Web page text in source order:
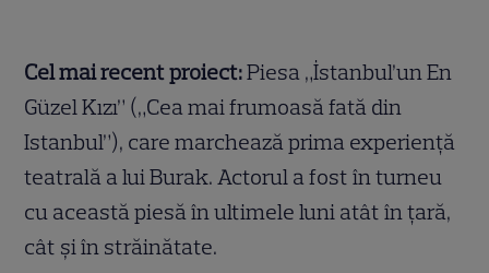
Cel mai recent proiect:Piesa „İstanbul’un En
Güzel Kızı” („Cea mai frumoasă fată din
Istanbul”), care marchează prima experiență
teatrală a lui Burak. Actorul a fost în turneu
cu această piesă în ultimele luni atât în țară,
cât și în străinătate.